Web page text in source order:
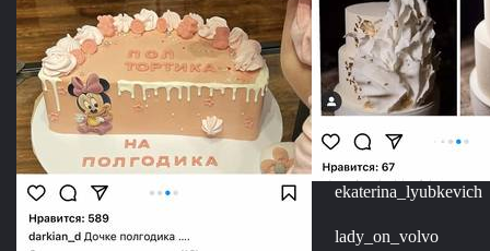
ekaterina_lyubkevich
lady_on_volvo